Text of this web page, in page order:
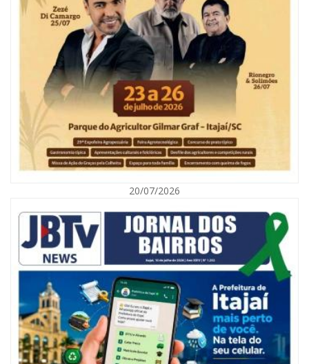
05/08/2026 | 07:00
Refis 2026 oferece opções de pagamentos com descontos
BALNEÁRIO CAMBORIÚ
20/07/2026